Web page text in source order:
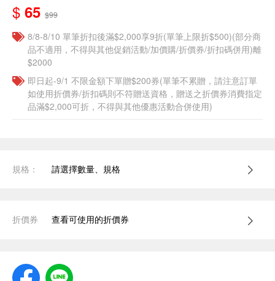
$ 65 $99
8/8-8/10 單筆折扣後滿$2,000享9折(單筆上限折$500)(部分商
品不適用，不得與其他促銷活動/加價購/折價券/折扣碼併用)離
$2000
即日起-9/1 不限金額下單贈$200券(單筆不累贈，請注意訂單
如使用折價券/折扣碼則不符贈送資格，贈送之折價券消費指定
品滿$2,000可折，不得與其他優惠活動合併使用)
規格： 請選擇數量、規格
折價券 查看可使用的折價券